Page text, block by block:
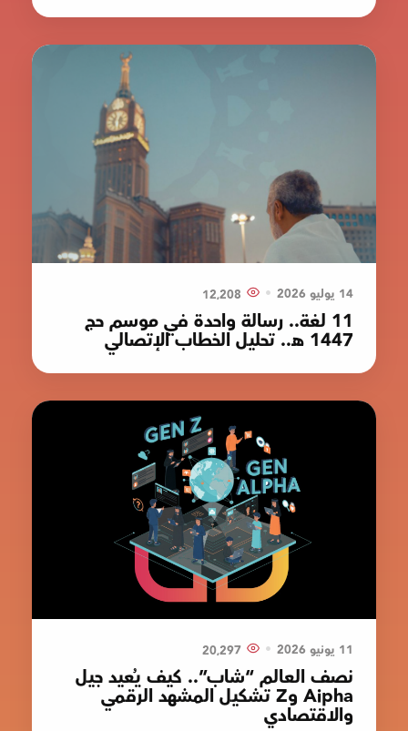
14 يوليو 2026 •
11 لغة.. رسالة واحدة في موسم حج
1447 هـ.. تحليل الخطاب الإتصالي
11 يونيو 2026 •
نصف العالم “شاب”.. كيف يُعيد جيل
Aipha وZ تشكيل المشهد الرقمي
والاقتصادي